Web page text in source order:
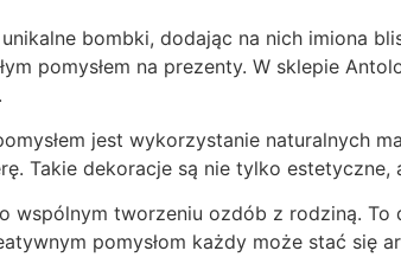
bombki, dodając na nich imiona
pomysłem na prezenty. W sklepie
jest wykorzystanie naturalnych
Takie dekoracje są nie tylko
wspólnym tworzeniu ozdób z rodziną.
pomysłom każdy może stać